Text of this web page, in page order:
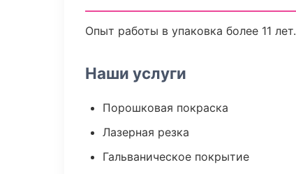
Опыт работы в упаковка более 11
Наши услуги
Порошковая покраска
Лазерная резка
Гальваническое покрытие